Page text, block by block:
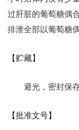
过肝脏的葡萄糖偶
排泄全部以葡萄糖
【贮藏】
避光，密封保存
【批准文号】